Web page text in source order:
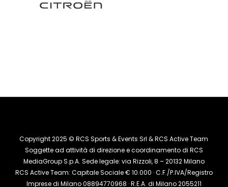
Copyright 2025 © RCS Sports & Events Srl & RCS Active Team
Soggette ad attività di direzione e coordinamento di RCS
MediaGroup S.p.A. Sede legale: via Rizzoli, 8 – 20132 Milano
RCS Active Team: Capitale Sociale € 10.000 · C.F./P.IVA/Registro
Imprese di Milano 08894770968 · R.E.A. di Milano 2055211